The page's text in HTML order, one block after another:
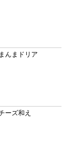
んまドリア
ーズ和え